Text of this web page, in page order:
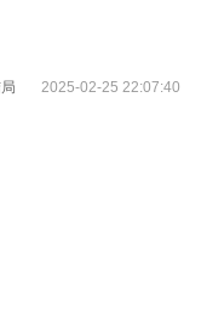
2025-02-25 22:07:40